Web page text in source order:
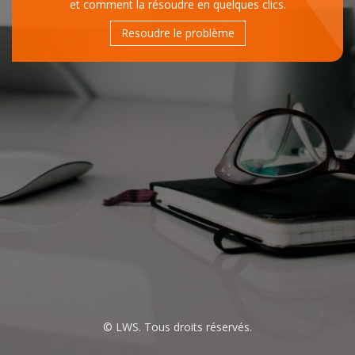
et comment la résoudre en quelques clics.
Resoudre le problème
© LWS. Tous droits réservés.